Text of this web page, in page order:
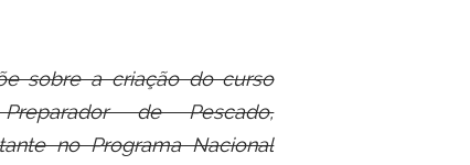
sobre a criação do curso
de Pescado,
no Programa Nacional